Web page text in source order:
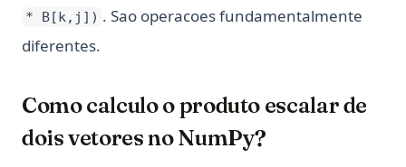
* B[k,j]) . Sao operacoes fundamentalmente
diferentes.
Como calculo o produto escalar de
dois vetores no NumPy?